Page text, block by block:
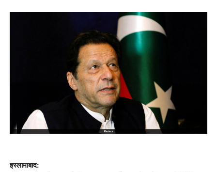
इस्लामाबाद: